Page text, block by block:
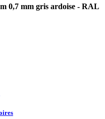
0,7 mm gris ardoise - RAL